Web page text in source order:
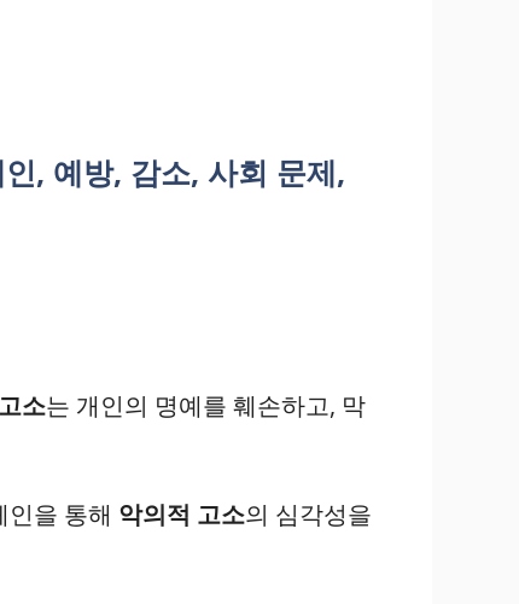
, 예방, 감소, 사회 문제,
소는 개인의 명예를 훼손하고, 막
을 통해 악의적 고소의 심각성을